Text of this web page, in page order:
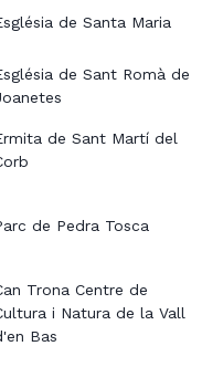
de Santa Maria
de Sant Romà de
de Sant Martí del
de Pedra Tosca
Trona Centre de
i Natura de la Vall
Bas